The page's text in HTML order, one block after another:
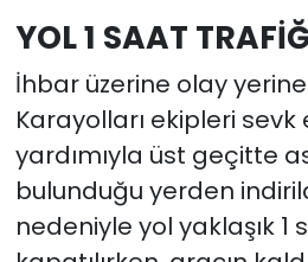
YOL 1 SAAT
İhbar üzerine olay
Karayolları ekipleri sevk
yardımıyla üst geçitte
bulunduğu yerden
nedeniyle yol yaklaşık 1